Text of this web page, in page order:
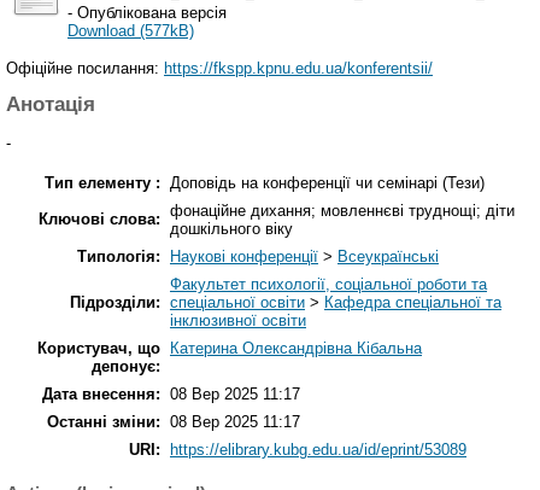
- Опублікована версія
Download (577kB)
Офіційне посилання: https://fkspp.kpnu.edu.ua/konferentsii/
Анотація
-
Тип елементу : Доповідь на конференції чи семінарі (Тези)
Ключові слова: фонаційне дихання; мовленнєві труднощі; діти
дошкільного віку
Типологія:
Наукові конференції > Всеукраїнські
Підрозділи:
Факультет психології, соціальної роботи та
спеціальної освіти > Кафедра спеціальної та
інклюзивної освіти
Користувач, що
депонує:
Катерина Олександрівна Кібальна
Дата внесення: 08 Вер 2025 11:17
Останні зміни: 08 Вер 2025 11:17
URI:
https://elibrary.kubg.edu.ua/id/eprint/53089